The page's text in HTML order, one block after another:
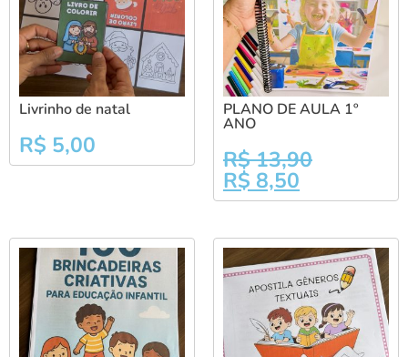
Livrinho de natal
R$ 5,00
PLANO DE AULA 1º
ANO
R$13,90
R$ 8,50